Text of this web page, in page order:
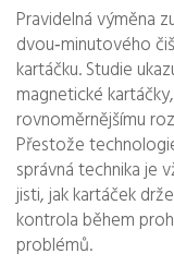
Pravidelná výměna
dvou‑minutového
kartáčku. Studie
magnetické
rovnoměrnějšímu
Přestože
správná technika je
jisti, jak kartáček
kontrola během
problémů.